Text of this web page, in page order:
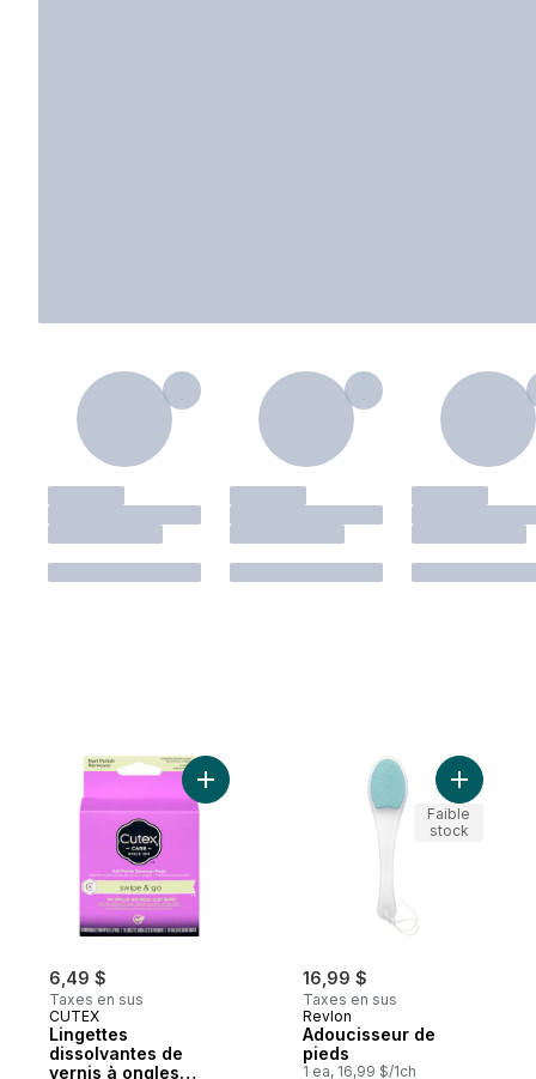
6,49 $
Taxes en sus
CUTEX
Lingettes
dissolvantes de
vernis à ongles
Ajouter Lingettes dissolvantes de vernis
16,99 $
Taxes en sus
Revlon
Adoucisseur de
pieds
1 ea, 16,99 $/1ch
Ajouter
Faible
stock